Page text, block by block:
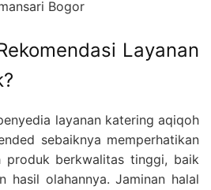
Bogor
Layanan
layanan katering aqiqoh
sebaiknya memperhatikan
produk berkwalitas tinggi, baik
hasil olahannya. Jaminan halal